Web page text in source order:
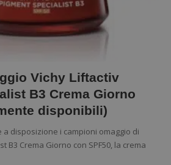
Vichy Liftactiv
B3 Crema Giorno
disponibili)
disposizione i campioni omaggio di
B3 Crema Giorno con SPF50, la crema